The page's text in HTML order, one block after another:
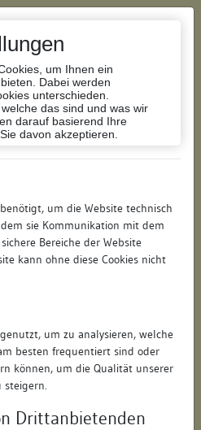
um Ihnen ein
Dabei werden
unterschieden.
das sind und was wir
darauf basierend Ihre
davon akzeptieren.
um die Website technisch
sie Kommunikation mit dem
Bereiche der Website
kann ohne diese Cookies nicht
um zu analysieren, welche
besten frequentiert sind oder
können, um die Qualität unserer
steigern.
Drittanbietenden
Restaurierung
11.07.2008
und Restaurierung
Als PDF herunterladen:
Rheingasse
9
78462